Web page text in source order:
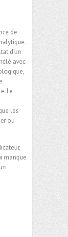
de
d’un
avec
Le
les
ou
manque